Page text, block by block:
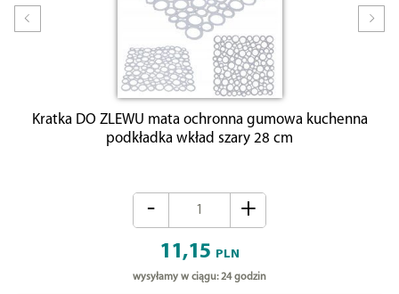
Prev
Kratka DO ZLEWU mata ochronna gumowa kuchenna
podkładka wkład szary 28 cm
- +
11,15 PLN
wysyłamy w ciągu: 24 godzin